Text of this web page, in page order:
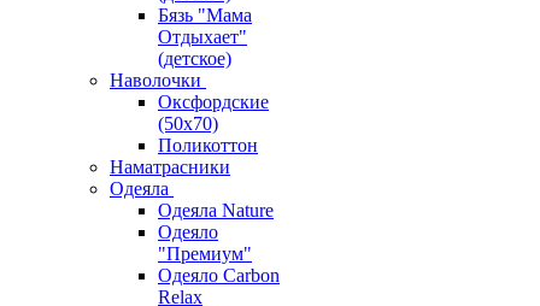
Бязь "Мама
Отдыхает"
(детское)
Наволочки
Оксфордские
(50х70)
Поликоттон
Наматрасники
Одеяла
Одеяла Nature
Одеяло
"Премиум"
Одеяло Carbon
Relax